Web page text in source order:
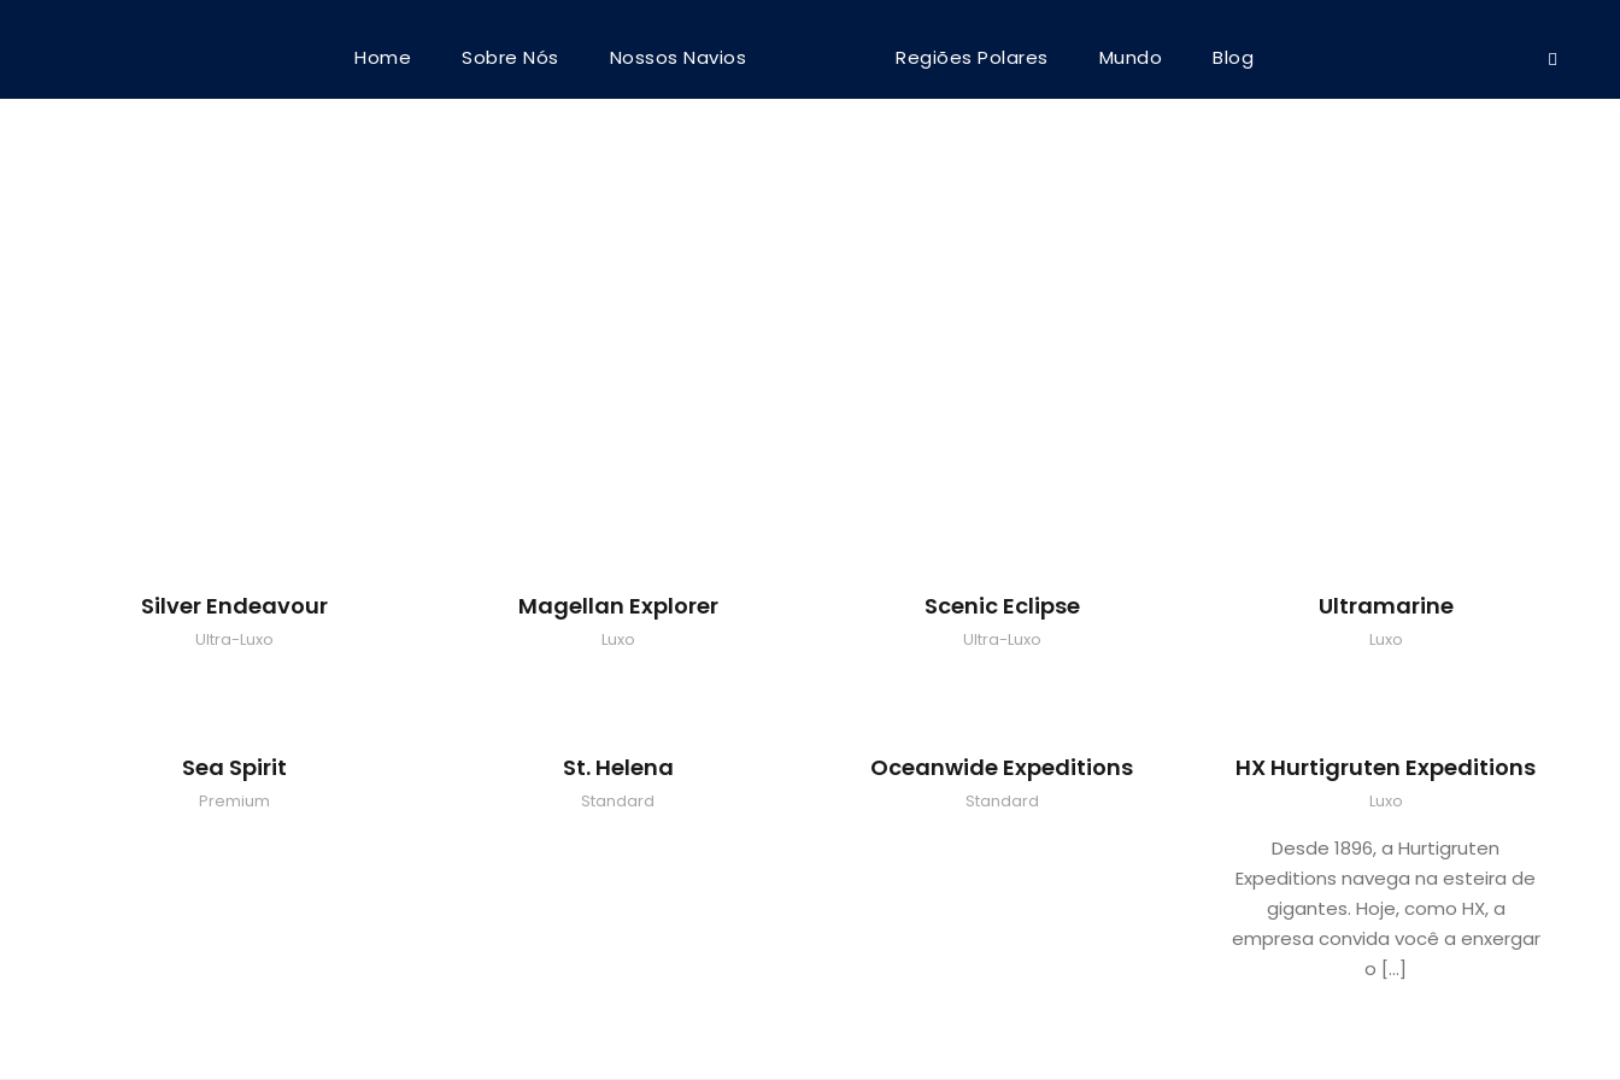
Home Sobre Nós Nossos Navios Regiões Polares Mundo Blog
Silver Endeavour
Ultra-Luxo
Magellan Explorer
Luxo
Scenic Eclipse
Ultra-Luxo
Ultramarine
Luxo
Sea Spirit
Premium
St. Helena
Standard
Oceanwide Expeditions
Standard
HX Hurtigruten Expeditions
Luxo
Desde 1896, a Hurtigruten
Expeditions navega na esteira de
gigantes. Hoje, como HX, a
empresa convida você a enxergar
o […]